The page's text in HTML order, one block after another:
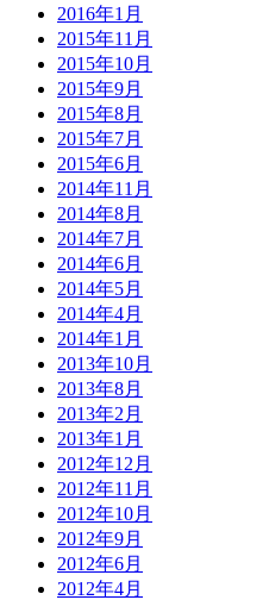
2016年1月
2015年11月
2015年10月
2015年9月
2015年8月
2015年7月
2015年6月
2014年11月
2014年8月
2014年7月
2014年6月
2014年5月
2014年4月
2014年1月
2013年10月
2013年8月
2013年2月
2013年1月
2012年12月
2012年11月
2012年10月
2012年9月
2012年6月
2012年4月